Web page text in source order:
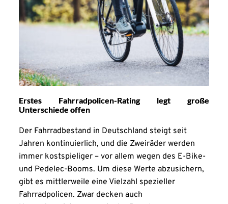
Erstes Fahrradpolicen-Rating legt große
Unterschiede offen
Der Fahrradbestand in Deutschland steigt seit
Jahren kontinuierlich, und die Zweiräder werden
immer kostspieliger – vor allem wegen des E-Bike-
und Pedelec-Booms. Um diese Werte abzusichern,
gibt es mittlerweile eine Vielzahl spezieller
Fahrradpolicen. Zwar decken auch